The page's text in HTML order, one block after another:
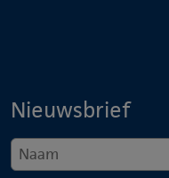
Nieuwsbrief